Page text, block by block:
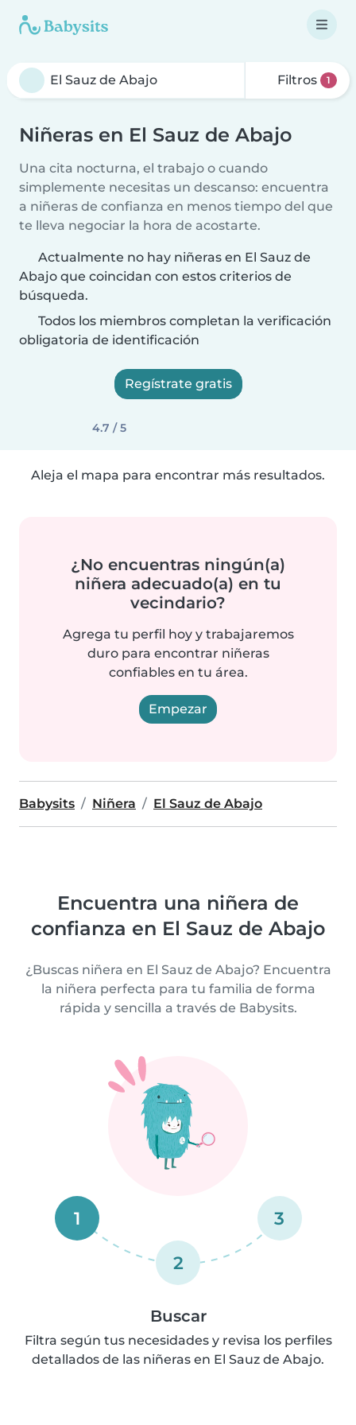
Filtros 1
Niñeras en El Sauz de Abajo
Una cita nocturna, el trabajo o cuando
simplemente necesitas un descanso: encuentra
a niñeras de confianza en menos tiempo del que
te lleva negociar la hora de acostarte.
Actualmente no hay niñeras en El Sauz de
Abajo que coincidan con estos criterios de
búsqueda.
Todos los miembros completan la verificación
obligatoria de identificación
Regístrate gratis
4.7 / 5
Aleja el mapa para encontrar más resultados.
¿No encuentras ningún(a)
niñera adecuado(a) en tu
vecindario?
Agrega tu perfil hoy y trabajaremos
duro para encontrar niñeras
confiables en tu área.
Empezar
Babysits Niñera El Sauz de Abajo
Encuentra una niñera de
confianza en El Sauz de Abajo
¿Buscas niñera en El Sauz de Abajo? Encuentra
la niñera perfecta para tu familia de forma
rápida y sencilla a través de Babysits.
1
2
3
Buscar
Filtra según tus necesidades y revisa los perfiles
detallados de las niñeras en El Sauz de Abajo.